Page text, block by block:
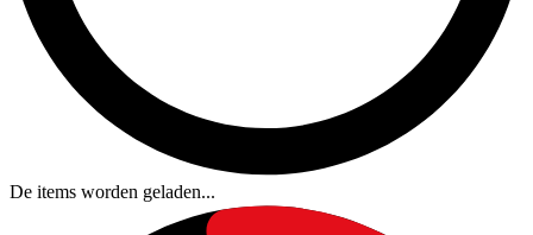
De items worden geladen...